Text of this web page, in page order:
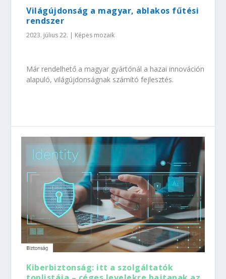
Világújdonság a magyar, ablakos fűtési
rendszer
2023. július 22. | Képes mozaik
Már rendelhető a magyar gyártónál a hazai innováción
alapuló, világújdonságnak számító fejlesztés.
Kiberbiztonság: itt a szolgáltatók